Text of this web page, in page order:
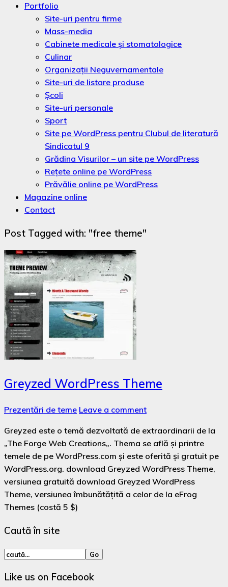
Portfolio
Site-uri pentru firme
Mass-media
Cabinete medicale și stomatologice
Culinar
Organizaţii Neguvernamentale
Site-uri de listare produse
Şcoli
Site-uri personale
Sport
Site pe WordPress pentru Clubul de literatură
Sindicatul 9
Grădina Visurilor – un site pe WordPress
Rețete online pe WordPress
Prăvălie online pe WordPress
Magazine online
Contact
Post Tagged with: "free theme"
Greyzed WordPress Theme
Prezentări de teme Leave a comment
Greyzed este o temă dezvoltată de extraordinarii de la
„The Forge Web Creations„. Thema se află și printre
temele de pe WordPress.com și este oferită și gratuit pe
WordPress.org. download Greyzed WordPress Theme,
versiunea gratuită download Greyzed WordPress
Theme, versiunea îmbunătățită a celor de la eFrog
Themes (costă 5 $)
Caută în site
Like us on Facebook